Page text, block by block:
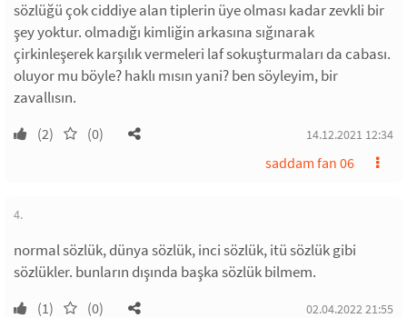
sözlüğü çok ciddiye alan tiplerin üye olması kadar zevkli bir
şey yoktur. olmadığı kimliğin arkasına sığınarak
çirkinleşerek karşılık vermeleri laf sokuşturmaları da cabası.
oluyor mu böyle? haklı mısın yani? ben söyleyim, bir
zavallısın.
(2) (0) 14.12.2021 12:34
saddam fan 06
4.
normal sözlük, dünya sözlük, inci sözlük, itü sözlük gibi
sözlükler. bunların dışında başka sözlük bilmem.
(1) (0) 02.04.2022 21:55